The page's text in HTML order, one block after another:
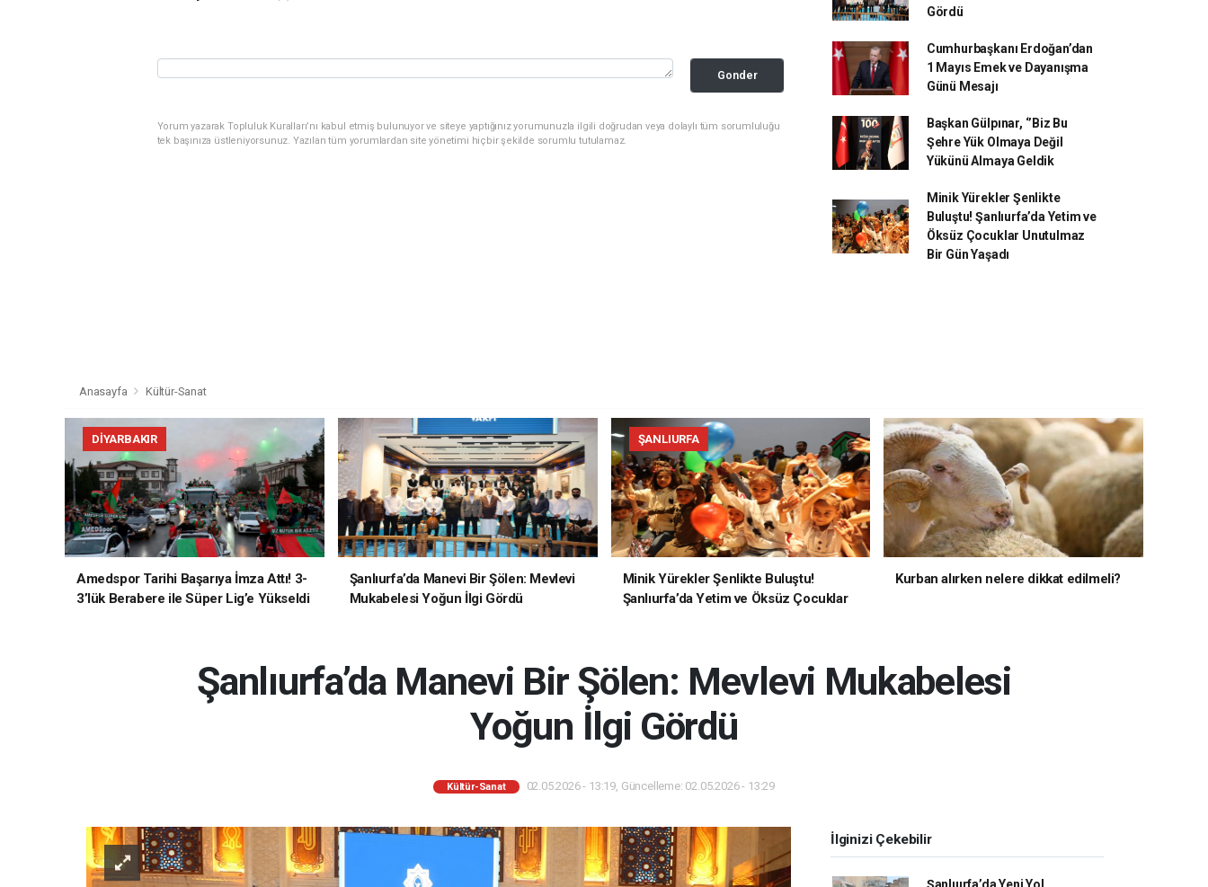
Gonder
Yorum yazarak Topluluk Kuralları’nı kabul etmiş bulunuyor ve siteye yaptığınız yorumunuzla ilgili doğrudan veya dolaylı tüm sorumluluğu
tek başınıza üstleniyorsunuz. Yazılan tüm yorumlardan site yönetimi hiçbir şekilde sorumlu tutulamaz.
Gördü
Cumhurbaşkanı Erdoğan’dan
1 Mayıs Emek ve Dayanışma
Günü Mesajı
Başkan Gülpınar, ‘’Biz Bu
Şehre Yük Olmaya Değil
Yükünü Almaya Geldik
Minik Yürekler Şenlikte
Buluştu! Şanlıurfa’da Yetim ve
Öksüz Çocuklar Unutulmaz
Bir Gün Yaşadı
Anasayfa Kültür-Sanat
DIYARBAKIR
Amedspor Tarihi Başarıya İmza Attı! 3-
3’lük Berabere ile Süper Lig’e Yükseldi
Şanlıurfa’da Manevi Bir Şölen: Mevlevi
Mukabelesi Yoğun İlgi Gördü
ŞANLIURFA
Minik Yürekler Şenlikte Buluştu!
Şanlıurfa’da Yetim ve Öksüz Çocuklar
Kurban alırken nelere dikkat edilmeli?
Şanlıurfa’da Manevi Bir Şölen: Mevlevi Mukabelesi
Yoğun İlgi Gördü
Kültür-Sanat 02.05.2026 - 13:19, Güncelleme: 02.05.2026 - 13:29
İlginizi Çekebilir
Şanlıurfa’da Yeni Yol